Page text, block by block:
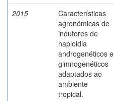
2015
Características
agronômicas de
indutores de
haploidia
androgenéticos e
gimnogenéticos
adaptados ao
ambiente
tropical.